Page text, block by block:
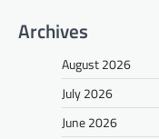
Archives
August 2026
July 2026
June 2026